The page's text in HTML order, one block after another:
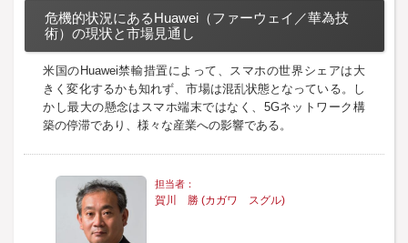
危機的状況にあるHuawei（ファーウェイ／華為技
術）の現状と市場見通し
米国のHuawei禁輸措置によって、スマホの世界シェアは大
きく変化するかも知れず、市場は混乱状態となっている。し
かし最大の懸念はスマホ端末ではなく、5Gネットワーク構
築の停滞であり、様々な産業への影響である。
賀川 勝 (カガワ スグル)